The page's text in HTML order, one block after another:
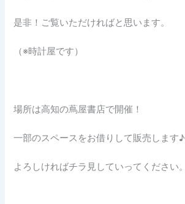
是非！ご覧いただければと思います。
（※時計屋です）
場所は高知の蔦屋書店で開催！
一部のスペースをお借りして販売します♪
よろしければチラ見していってください。